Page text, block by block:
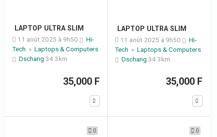
LAPTOP ULTRA SLIM
11 août 2025 à 9h50
Hi-
Tech » Laptops & Computers
Dschang 34.3km
35,000 F
LAPTOP ULTRA SLIM
11 août 2025 à 9h50
Hi-
Tech » Laptops & Computers
Dschang 34.3km
35,000 F
0 0